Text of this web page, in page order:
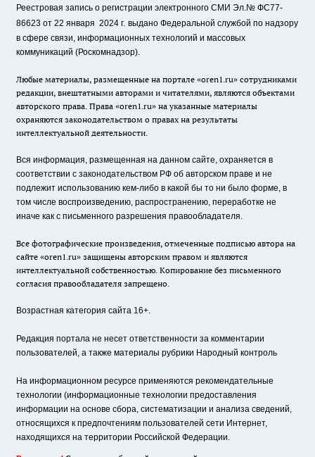
Реестровая запись о регистрации электронного СМИ Эл.№ ФС77-
86623 от 22 января 2024 г. выдано Федеральной службой по надзору
в сфере связи, информационных технологий и массовых
коммуникаций (Роскомнадзор).
Любые материалы, размещенные на портале «oren1.ru» сотрудниками
редакции, внештатными авторами и читателями, являются объектами
авторского права. Права «oren1.ru» на указанные материалы
охраняются законодательством о правах на результаты
интеллектуальной деятельности.
Вся информация, размещенная на данном сайте, охраняется в
соответствии с законодательством РФ об авторском праве и не
подлежит использованию кем-либо в какой бы то ни было форме, в
том числе воспроизведению, распространению, переработке не
иначе как с письменного разрешения правообладателя.
Все фотографические произведения, отмеченные подписью автора на
сайте «oren1.ru» защищены авторским правом и являются
интеллектуальной собственностью. Копирование без письменного
согласия правообладателя запрещено.
Возрастная категория сайта 16+.
Редакция портала не несет ответственности за комментарии
пользователей, а также материалы рубрики Народный контроль
На информационном ресурсе применяются рекомендательные
технологии (информационные технологии предоставления
информации на основе сбора, систематизации и анализа сведений,
относящихся к предпочтениям пользователей сети Интернет,
находящихся на территории Российской Федерации.